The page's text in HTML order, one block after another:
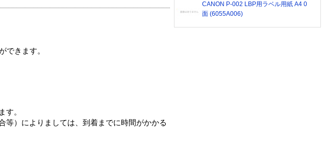
できます。
す。
等）によりましては、到着までに時間がかかる
CANON P-002 LBP用ラベル用紙 A4 0
面 (6055A006)